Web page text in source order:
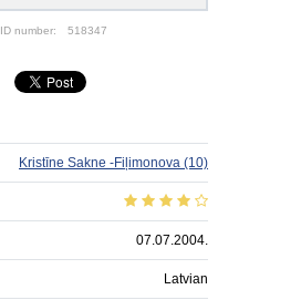
ID number: 518347
Kristīne Sakne -Fiļimonova (10)
07.07.2004.
Latvian